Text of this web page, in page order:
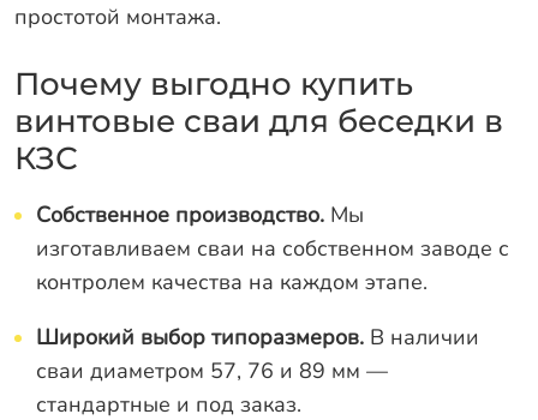
простотой монтажа.
Почему выгодно купить
винтовые сваи для беседки в
КЗС
Собственное производство.Мы
изготавливаем сваи на собственном заводе с
контролем качества на каждом этапе.
Широкий выбор типоразмеров. В наличии
сваи диаметром 57, 76 и 89 мм —
стандартные и под заказ.